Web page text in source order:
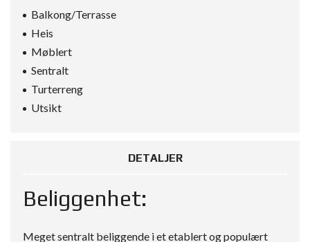
Balkong/Terrasse
Heis
Møblert
Sentralt
Turterreng
Utsikt
DETALJER
Beliggenhet:
Meget sentralt beliggende i et etablert og populært